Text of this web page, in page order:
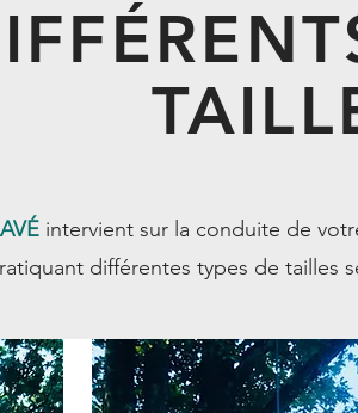
intervient sur la conduite de
différentes types de tailles